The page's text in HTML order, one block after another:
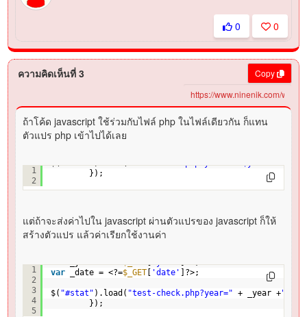
0 0
ความคิดเห็นที่ 3 Copy
ถ้าโค้ด javascript ใช้ร่วมกับไฟล์ php ในไฟล์เดียวกัน ก็แทน
ตัวแปร php เข้าไปได้เลย
1
2
$("#stat").load("test-
});
แต่ถ้าจะส่งค่าไปใน javascript ผ่านตัวแปรของ javascript ก็ให้
สร้างตัวแปร แล้วค่าเรียกใช้งานค่า
1
2
3
4
5
var _year = <?=$_GET['year']?>;
var
_date = <?=$_GET 'date' ]?>;
$( "#stat" ).load( "test-check.php?year=" + _year +
});